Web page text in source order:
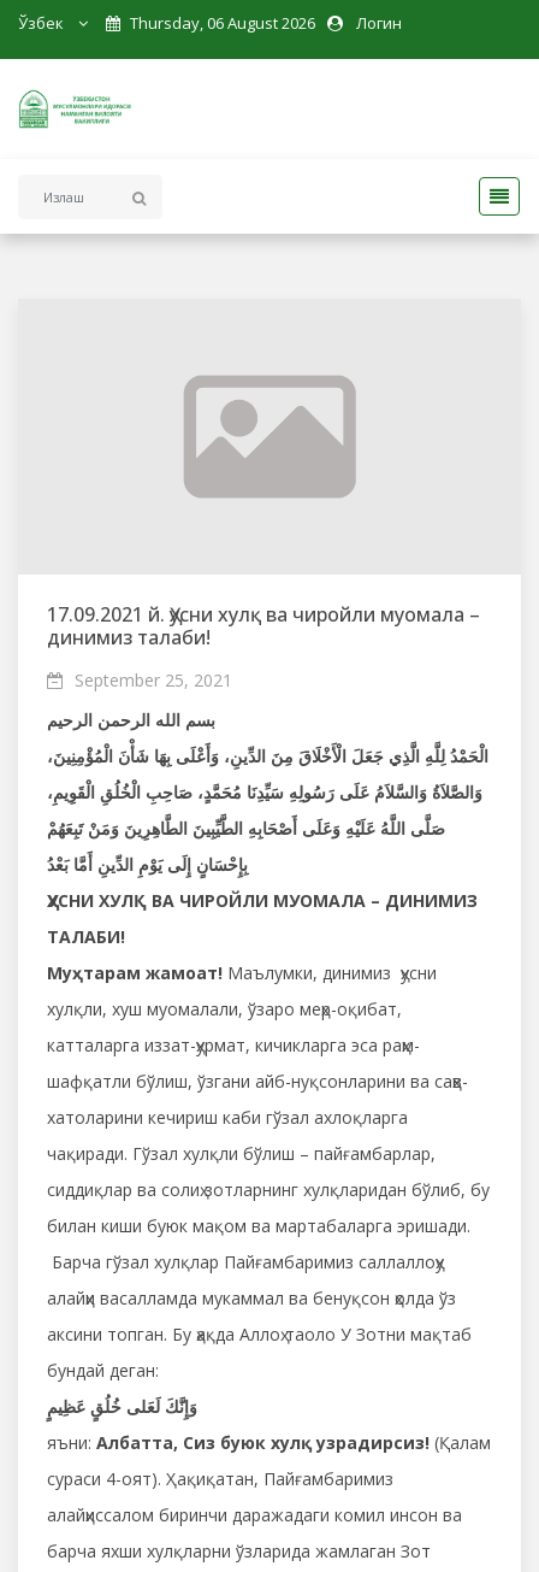
Ўзбек Thursday, 06 August 2026 Логин
17.09.2021 й. Ҳусни хулқ ва чиройли муомала –
динимиз талаби!
September 25, 2021
بسم الله الرحمن الرحيم
الْحَمْدُ لِلَّهِ الَّذِي جَعَلَ الْأَخْلَاقَ مِنَ الدِّينِ، وَأَعْلَى بِهَا شَأْنَ الْمُؤْمِنِينَ،
وَالصَّلاَةُ وَالسَّلاَمُ عَلَى رَسُولِهِ سَيِّدِنَا مُحَمَّدٍ، صَاحِبِ الْخُلُقِ الْقَوِيمِ،
صَلَّى اللَّهُ عَلَيْهِ وَعَلَى أَصْحَابِهِ الطَّيِّبِينَ الطَّاهِرِينَ وَمَنْ تَبِعَهُمْ
بِإِحْسَانٍ إِلَى يَوْمِ الدِّينِ أَمَّا بَعْدُ
ҲУСНИ ХУЛҚ ВА ЧИРОЙЛИ МУОМАЛА – ДИНИМИЗ
ТАЛАБИ!
Муҳтарам жамоат! Маълумки, динимиз ҳусни
хулқли, хуш муомалали, ўзаро меҳр-оқибат,
катталарга иззат-ҳурмат, кичикларга эса раҳм-
шафқатли бўлиш, ўзгани айб-нуқсонларини ва саҳв-
хатоларини кечириш каби гўзал ахлоқларга
чақиради. Гўзал хулқли бўлиш – пайғамбарлар,
сиддиқлар ва солиҳ зотларнинг хулқларидан бўлиб, бу
билан киши буюк мақом ва мартабаларга эришади.
Барча гўзал хулқлар Пайғамбаримиз саллаллоҳу
алайҳи васалламда мукаммал ва бенуқсон ҳолда ўз
аксини топган. Бу ҳақда Аллоҳ таоло У Зотни мақтаб
бундай деган:
وَإِنَّكَ لَعَلى خُلُقٍ عَظِيمٍ
яъни: Албатта, Сиз буюк хулқ узрадирсиз! (Қалам
сураси 4-оят). Ҳақиқатан, Пайғамбаримиз
алайҳиссалом биринчи даражадаги комил инсон ва
барча яхши хулқларни ўзларида жамлаган Зот